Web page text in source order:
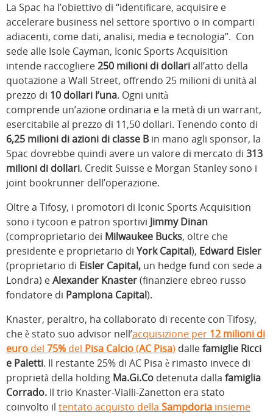
La Spac ha l’obiettivo di “identificare, acquisire e
accelerare business nel settore sportivo o in comparti
adiacenti, come dati, analisi, media e tecnologia”. Con
sede alle Isole Cayman, Iconic Sports Acquisition
intende raccogliere250 milioni di dollariall’atto della
quotazione a Wall Street, offrendo 25 milioni di unità al
prezzo di 10 dollari l’una. Ogni unità
comprende un’azione ordinaria e la metà di un warrant,
esercitabile al prezzo di 11,50 dollari. Tenendo conto di
6,25 milioni di azioni di classe B in mano agli sponsor, la
Spac dovrebbe quindi avere un valore di mercato di 313
milioni di dollari. Credit Suisse e Morgan Stanley sono i
joint bookrunner dell’operazione.
Oltre a Tifosy, i promotori di Iconic Sports Acquisition
sono i tycoon e patron sportivi Jimmy Dinan
(comproprietario dei Milwaukee Bucks, oltre che
presidente e proprietario di York Capital), Edward Eisler
(proprietario di Eisler Capital, un hedge fund con sede a
Londra) eAlexander Knaster(finanziere ebreo russo
fondatore di Pamplona Capital).
Knaster, peraltro, ha collaborato di recente con Tifosy,
che è stato suo advisor nell’acquisizione per 12 milioni di
euro del 75% del Pisa Calcio(AC Pisa) dallefamiglie Ricci
e Paletti. Il restante 25% di AC Pisa è rimasto invece di
proprietà della holding Ma.Gi.Co detenuta dalla famiglia
Corrado. Il trio Knaster-Vialli-Zanetton era stato
coinvolto il tentato acquisto della Sampdoria insieme